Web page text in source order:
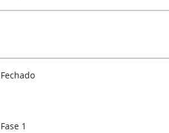
Fechado
Fase 1